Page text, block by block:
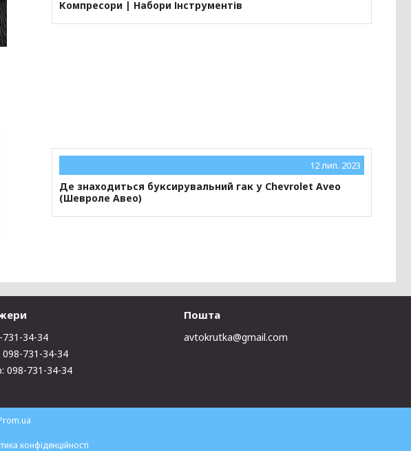
Компресори | Набори Інструментів
12 лип. 2023
Де знаходиться буксирувальний гак у Chevrolet Aveo
(Шевроле Авео)
731-34-34
098-731-34-34
098-731-34-34
Пошта
avtokrutka@gmail.com
конфіденційності